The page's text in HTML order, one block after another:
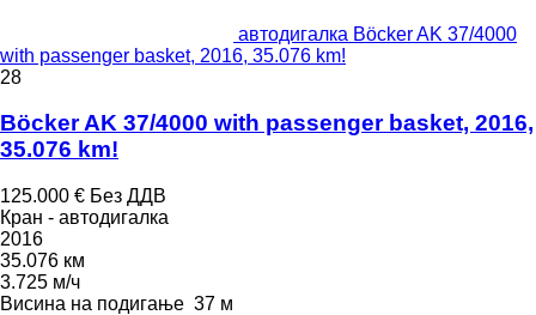
автодигалка Böcker AK 37/4000
with passenger basket, 2016, 35.076 km!
28
Böcker AK 37/4000 with passenger basket, 2016,
35.076 km!
125.000 € Без ДДВ
Кран - автодигалка
2016
35.076 км
3.725 м/ч
Висина на подигање 37 м